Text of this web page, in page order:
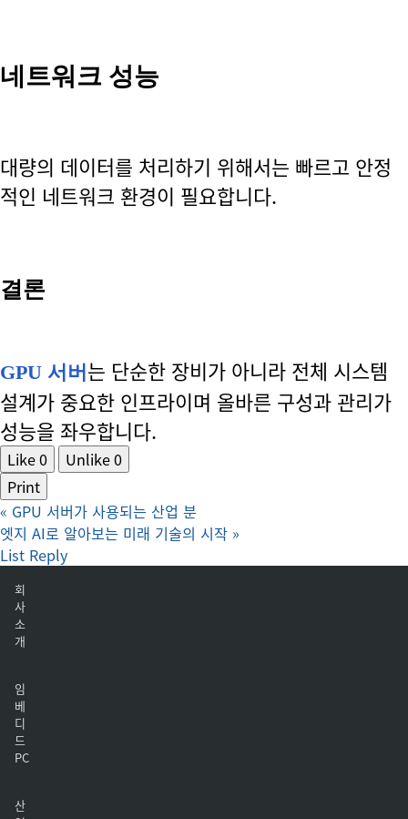
네트워크 성능
대량의 데이터를 처리하기 위해서는 빠르고 안정
적인 네트워크 환경이 필요합니다.
결론
GPU 서버 는 단순한 장비가 아니라 전체 시스템
설계가 중요한 인프라이며 올바른 구성과 관리가
성능을 좌우합니다.
Like0 Unlike0
Print
« GPU 서버가 사용되는 산업 분
엣지 AI로 알아보는 미래 기술의 시작 »
List Reply
회
사
소
개
임
베
디
드
PC
산